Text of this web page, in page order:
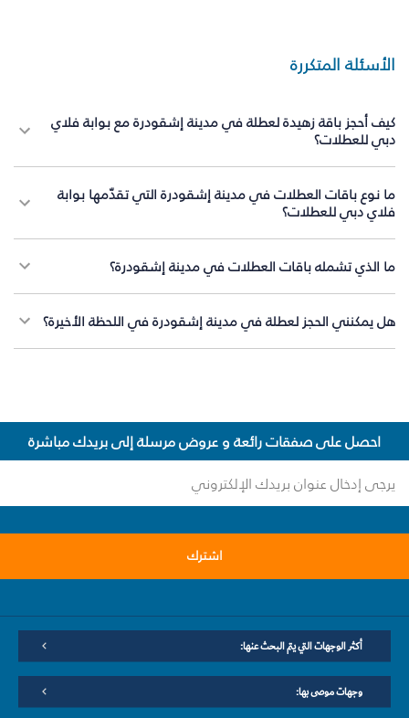
الأسئلة المتكررة
كيف أحجز باقة زهيدة لعطلة في مدينة إشقودرة مع بوابة فلاي
دبي للعطلات؟
ما نوع باقات العطلات في مدينة إشقودرة التي تقدّمها بوابة
فلاي دبي للعطلات؟
ما الذي تشمله باقات العطلات في مدينة إشقودرة؟
هل يمكنني الحجز لعطلة في مدينة إشقودرة في اللحظة الأخيرة؟
احصل على صفقات رائعة و عروض مرسلة إلى بريدك مباشرة
اشترك
أكثر الوجهات التي يتم البحث عنها:
وجهات موصى بها: